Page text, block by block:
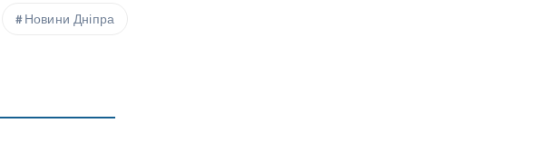
Новини Дніпра